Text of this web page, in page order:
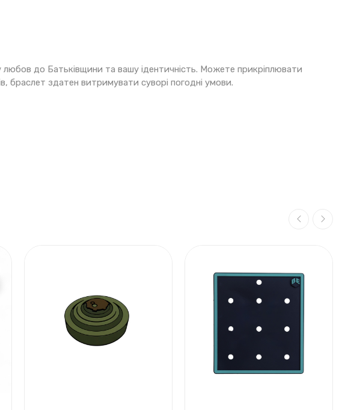
любов до Батьківщини та вашу ідентичність. Можете прикріплювати
браслет здатен витримувати суворі погодні умови.